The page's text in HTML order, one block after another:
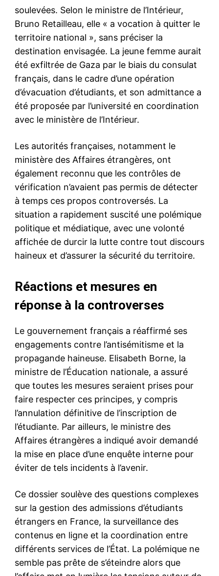
soulevées. Selon le ministre de l’Intérieur,
Bruno Retailleau, elle « a vocation à quitter le
territoire national », sans préciser la
destination envisagée. La jeune femme aurait
été exfiltrée de Gaza par le biais du consulat
français, dans le cadre d’une opération
d’évacuation d’étudiants, et son admittance a
été proposée par l’université en coordination
avec le ministère de l’Intérieur.
Les autorités françaises, notamment le
ministère des Affaires étrangères, ont
également reconnu que les contrôles de
vérification n’avaient pas permis de détecter
à temps ces propos controversés. La
situation a rapidement suscité une polémique
politique et médiatique, avec une volonté
affichée de durcir la lutte contre tout discours
haineux et d’assurer la sécurité du territoire.
Réactions et mesures en
réponse à la controverses
Le gouvernement français a réaffirmé ses
engagements contre l’antisémitisme et la
propagande haineuse. Elisabeth Borne, la
ministre de l’Éducation nationale, a assuré
que toutes les mesures seraient prises pour
faire respecter ces principes, y compris
l’annulation définitive de l’inscription de
l’étudiante. Par ailleurs, le ministre des
Affaires étrangères a indiqué avoir demandé
la mise en place d’une enquête interne pour
éviter de tels incidents à l’avenir.
Ce dossier soulève des questions complexes
sur la gestion des admissions d’étudiants
étrangers en France, la surveillance des
contenus en ligne et la coordination entre
différents services de l’État. La polémique ne
semble pas prête de s’éteindre alors que